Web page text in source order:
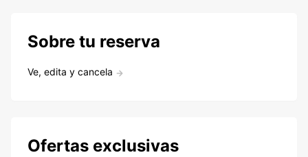
Sobre tu reserva
Ve, edita y cancela
Ofertas exclusivas